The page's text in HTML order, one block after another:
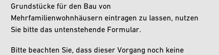
Grundstücke für den Bau von
Mehrfamilienwohnhäusern eintragen zu lassen, nutzen
Sie bitte das untenstehende Formular.
Bitte beachten Sie, dass dieser Vorgang noch keine